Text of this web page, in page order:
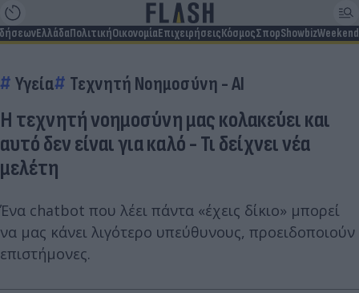
ΕλλάδαΠολιτικήΟικονομίαΕπιχειρήσειςΚόσμοςΣπορShowbizWeekend
Υγεία Τεχνητή Νοημοσύνη - AI
Η τεχνητή νοημοσύνη μας κολακεύει και
αυτό δεν είναι για καλό - Τι δείχνει νέα
μελέτη
Ένα chatbot που λέει πάντα «έχεις δίκιο» μπορεί
να μας κάνει λιγότερο υπεύθυνους, προειδοποιούν
επιστήμονες.